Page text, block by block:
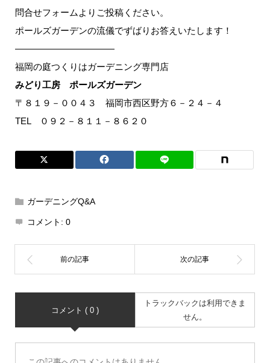
問合せフォームよりご投稿ください。
ポールズガーデンの流儀でずばりお答えいたします！
———————————
福岡の庭つくりはガーデニング専門店
みどり工房 ポールズガーデン
〒８１９－００４３ 福岡市西区野方６－２４－４
TEL ０９２－８１１－８６２０
ガーデニングQ&A
コメント: 0
コメント ( 0 )
トラックバックは利用できま
せん。